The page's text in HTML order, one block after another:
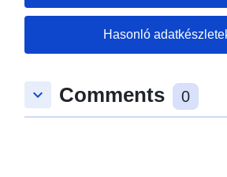
2026
uriRef:
http://
Hasonló
keyboard_arrow_down Comments 0